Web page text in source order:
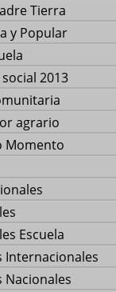
Tierra
y Popular
2013
agrario
Momento
Escuela
Internacionales
Nacionales